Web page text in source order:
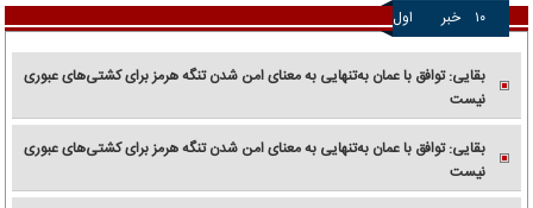
۱۰ خبر اول
بقایی: توافق با عمان به‌تنهایی به معنای امن شدن تنگه هرمز برای کشتی‌های عبوری
نیست
بقایی: توافق با عمان به‌تنهایی به معنای امن شدن تنگه هرمز برای کشتی‌های عبوری
نیست